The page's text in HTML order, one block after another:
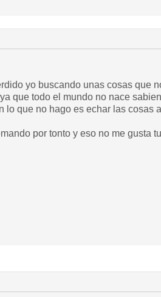
yo buscando unas cosas que
que todo el mundo no nace
lo que no hago es echar las cosas
por tonto y eso no me gusta